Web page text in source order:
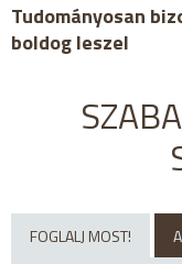
Tudományosan
boldog leszel
FOGLALJ MOST!